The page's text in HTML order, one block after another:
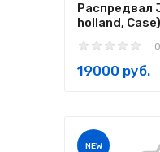
Распредвал
holland, Case)
19000 руб.
NEW